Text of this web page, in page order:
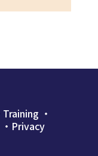
Training ・
・ Privacy